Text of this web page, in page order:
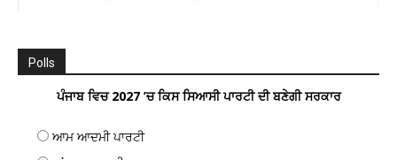
Polls
ਪੰਜਾਬ ਵਿਚ 2027 ’ਚ ਕਿਸ ਸਿਆਸੀ ਪਾਰਟੀ ਦੀ ਬਣੇਗੀ ਸਰਕਾਰ
ਆਮ ਆਦਮੀ ਪਾਰਟੀ